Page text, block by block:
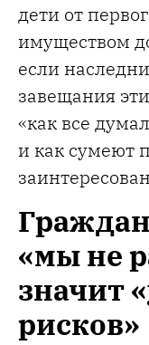
дети от
имуществом
если
завещания
«как все
и как сумеют
«мы не
значит
рисков»